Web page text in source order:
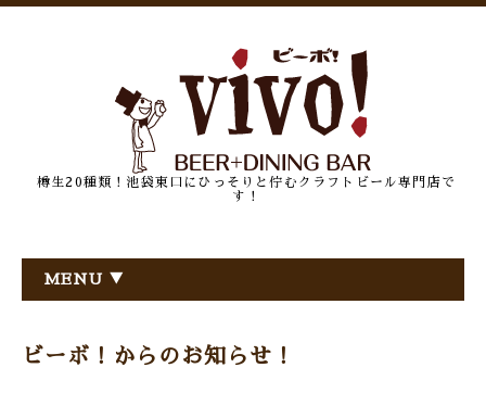
樽生20種類！池袋東口にひっそりと佇むクラフトビール専門店で
す！
MENU ▼
ビーボ！からのお知らせ！